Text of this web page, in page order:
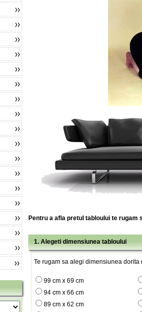
Pentru a afla pretul tabloului te rugam
1. Alegeti dimensiunea tabloului
Te rugam sa alegi dimensiunea dorita
99 cm x 69 cm
94 cm x 66 cm
89 cm x 62 cm